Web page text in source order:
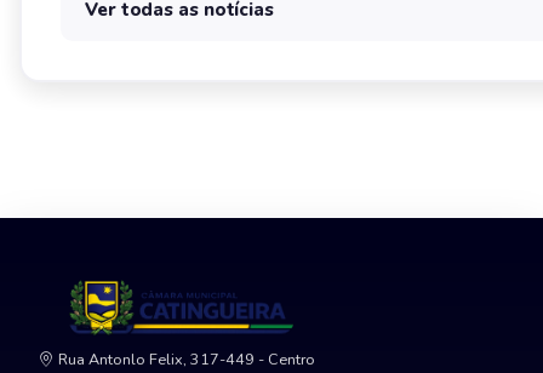
Ver todas as notícias
Rua Antonlo Felix, 317-449 - Centro